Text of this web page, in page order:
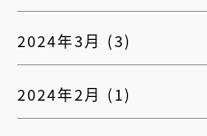
2024年3月 (3)
2024年2月 (1)